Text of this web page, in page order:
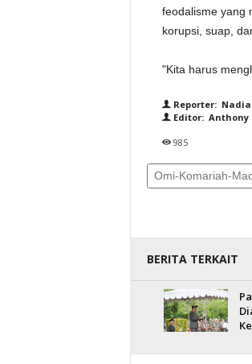
feodalisme yang
korupsi, suap,
"Kita harus
Reporter:
Editor: Anthony
985
Omi-Komariah-
BERITA TERKAIT